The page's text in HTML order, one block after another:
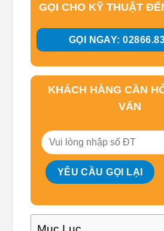
GỌI CHO KỸ THUẬT
GỌI NGAY:
KHÁCH HÀNG CẦN
VẤN